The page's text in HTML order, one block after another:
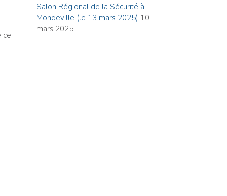
ce
Salon Régional de la Sécurité à
Mondeville (le 13 mars 2025) 10
mars 2025